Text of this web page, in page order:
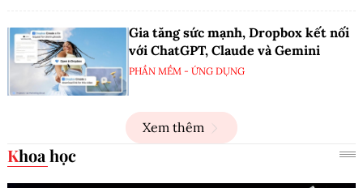
Gia tăng sức mạnh, Dropbox kết nối
với ChatGPT, Claude và Gemini
PHẦN MỀM - ỨNG DỤNG
Xem thêm
Khoa học